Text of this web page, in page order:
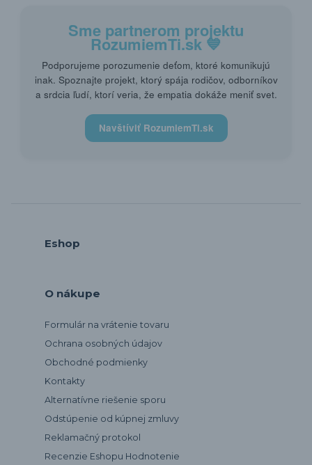
Sme partnerom projektu
RozumiemTi.sk 💙
Podporujeme porozumenie deťom, ktoré komunikujú
inak. Spoznajte projekt, ktorý spája rodičov, odborníkov
a srdcia ľudí, ktorí veria, že empatia dokáže meniť svet.
Navštíviť RozumiemTi.sk
Eshop
O nákupe
Formulár na vrátenie tovaru
Ochrana osobných údajov
Obchodné podmienky
Kontakty
Alternatívne riešenie sporu
Odstúpenie od kúpnej zmluvy
Reklamačný protokol
Recenzie Eshopu Hodnotenie